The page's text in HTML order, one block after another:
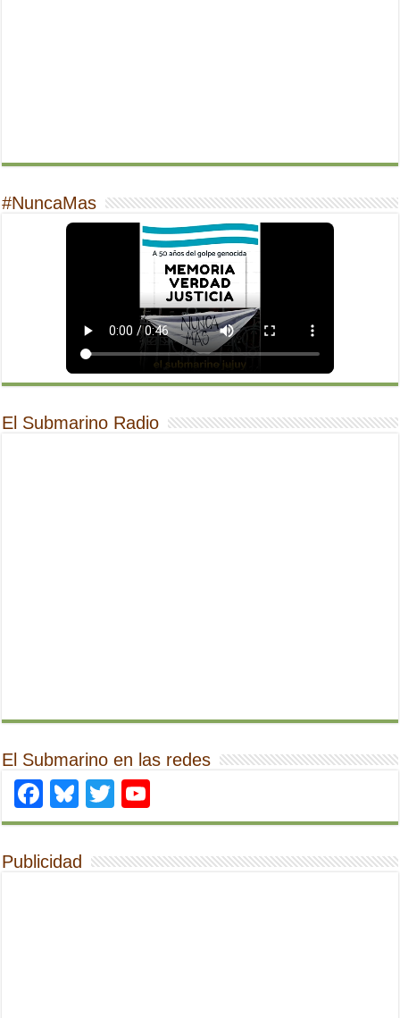
#NuncaMas
El Submarino Radio
El Submarino en las redes
Facebook
Bluesky
Twitter
Publicidad